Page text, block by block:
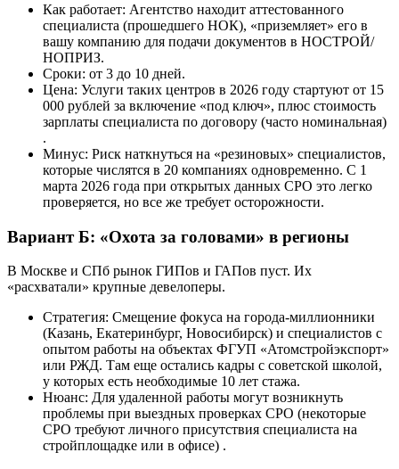
Как работает: Агентство находит аттестованного
специалиста (прошедшего НОК), «приземляет» его в
вашу компанию для подачи документов в НОСТРОЙ/
НОПРИЗ.
Сроки: от 3 до 10 дней.
Цена: Услуги таких центров в 2026 году стартуют от 15
000 рублей за включение «под ключ», плюс стоимость
зарплаты специалиста по договору (часто номинальная)
.
Минус: Риск наткнуться на «резиновых» специалистов,
которые числятся в 20 компаниях одновременно. С 1
марта 2026 года при открытых данных СРО это легко
проверяется, но все же требует осторожности.
Вариант Б: «Охота за головами» в регионы
В Москве и СПб рынок ГИПов и ГАПов пуст. Их
«расхватали» крупные девелоперы.
Стратегия: Смещение фокуса на города-миллионники
(Казань, Екатеринбург, Новосибирск) и специалистов с
опытом работы на объектах ФГУП «Атомстройэкспорт»
или РЖД. Там еще остались кадры с советской школой,
у которых есть необходимые 10 лет стажа.
Нюанс: Для удаленной работы могут возникнуть
проблемы при выездных проверках СРО (некоторые
СРО требуют личного присутствия специалиста на
стройплощадке или в офисе) .